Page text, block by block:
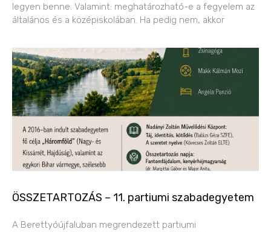
legyen benne. Valamint: meghatározható-e a fegyelem az
általános és a középiskolában. Ha pedig nem, akkor
ÖSSZETARTOZÁS – 11. partiumi szabadegyetem
A Berettyóújfaluban megrendezett partiumi